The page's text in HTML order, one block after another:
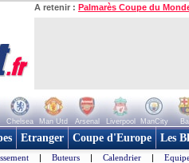
A retenir : Palmarès Coupe du
Chelsea Man Utd Arsenal Liverpool ManCity
Etranger Coupe d'Europe Les
| Buteurs | Calendrier |